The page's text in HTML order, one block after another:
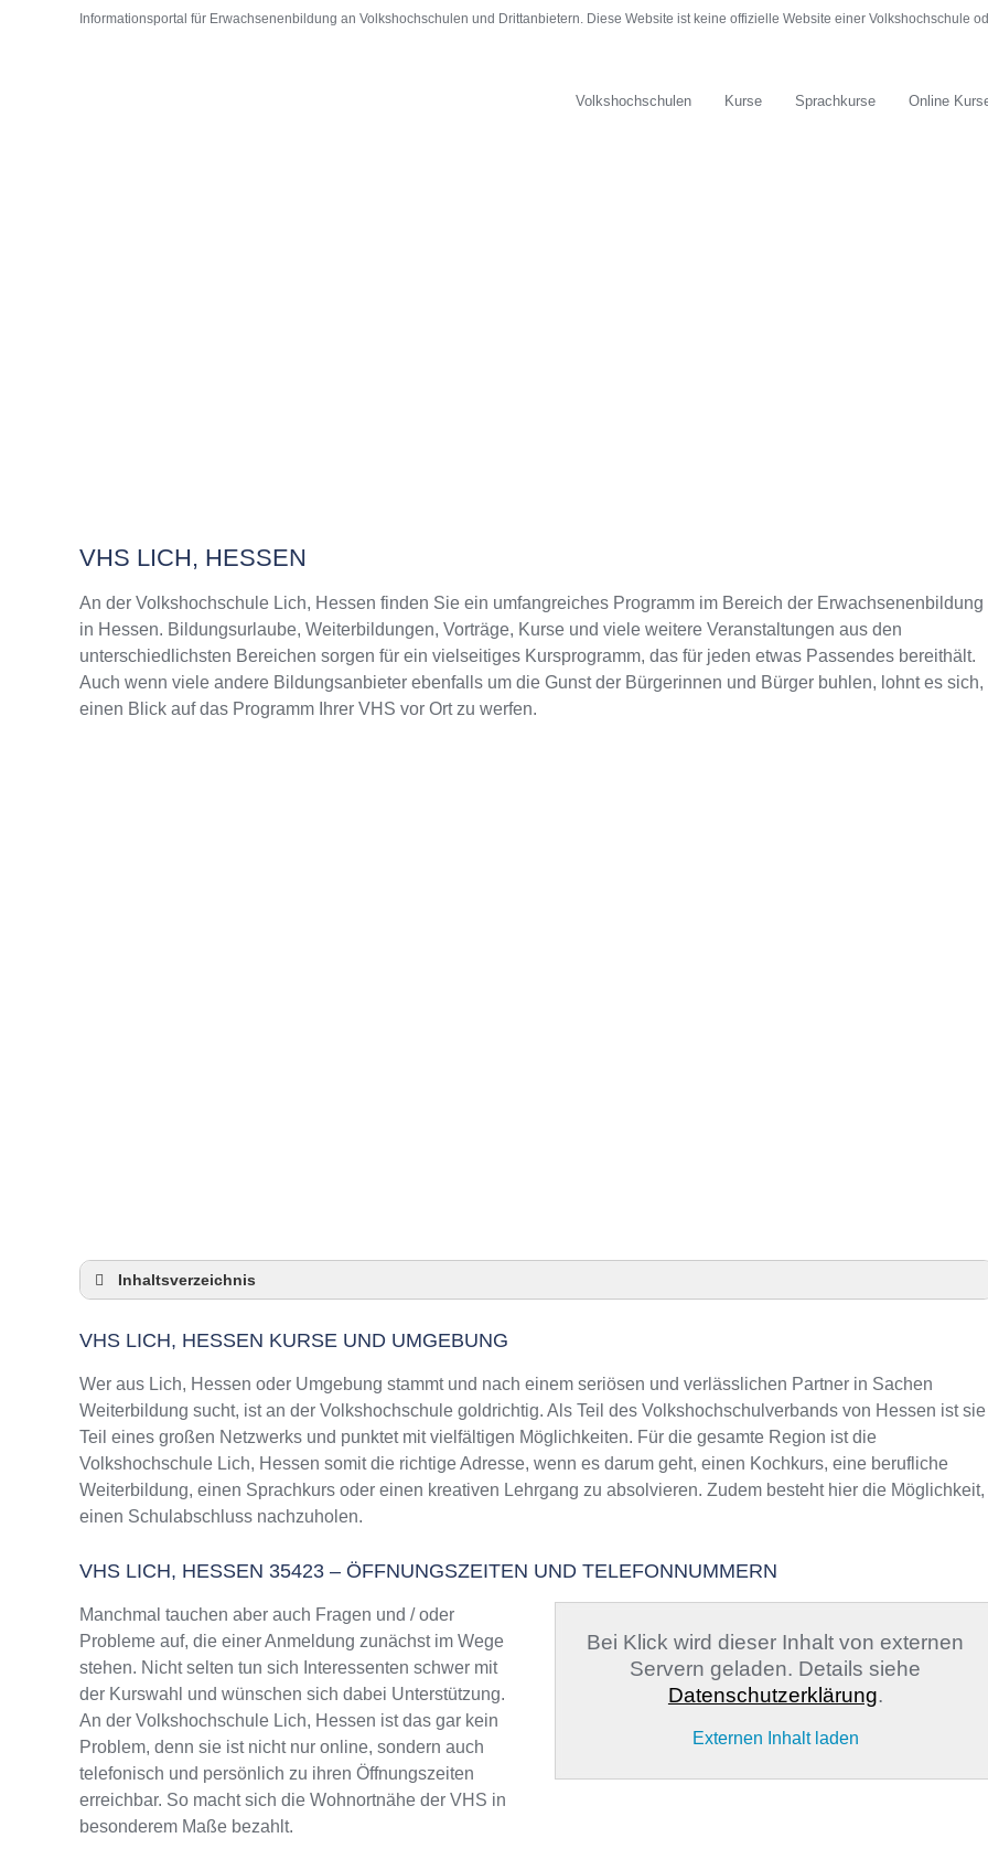
Informationsportal für Erwachsenenbildung an Volkshochschulen und Drittanbietern. Diese Website ist keine offizielle Website einer Volkshochschule
Volkshochschulen Kurse Sprachkurse Online
VHS LICH, HESSEN
An der Volkshochschule Lich, Hessen finden Sie ein umfangreiches Programm im Bereich der Erwachsenenbildung
in Hessen. Bildungsurlaube, Weiterbildungen, Vorträge, Kurse und viele weitere Veranstaltungen aus den
unterschiedlichsten Bereichen sorgen für ein vielseitiges Kursprogramm, das für jeden etwas Passendes bereithält.
Auch wenn viele andere Bildungsanbieter ebenfalls um die Gunst der Bürgerinnen und Bürger buhlen, lohnt es sich,
einen Blick auf das Programm Ihrer VHS vor Ort zu werfen.
Inhaltsverzeichnis
VHS Lich, Hessen – Öffnungszeiten und Telefonnummer
Top-Kurse an der Abendschule Lich, Hessen
Online-Kurse – Alternative Angebote zu einem Kurs an der VHS
Top-Kurse an der Abendschule Lich, Hessen
Weiterbildung in Lich, Hessen
VHS Lich, Hessen Programm 2025 / 2026
VHS LICH, HESSEN KURSE UND UMGEBUNG
Wer aus Lich, Hessen oder Umgebung stammt und nach einem seriösen und verlässlichen Partner in Sachen
Weiterbildung sucht, ist an der Volkshochschule goldrichtig. Als Teil des Volkshochschulverbands von Hessen ist sie
Teil eines großen Netzwerks und punktet mit vielfältigen Möglichkeiten. Für die gesamte Region ist die
Volkshochschule Lich, Hessen somit die richtige Adresse, wenn es darum geht, einen Kochkurs, eine berufliche
Weiterbildung, einen Sprachkurs oder einen kreativen Lehrgang zu absolvieren. Zudem besteht hier die Möglichkeit,
einen Schulabschluss nachzuholen.
VHS LICH, HESSEN 35423 – ÖFFNUNGSZEITEN UND TELEFONNUMMERN
Manchmal tauchen aber auch Fragen und / oder
Probleme auf, die einer Anmeldung zunächst im Wege
stehen. Nicht selten tun sich Interessenten schwer mit
der Kurswahl und wünschen sich dabei Unterstützung.
An der Volkshochschule Lich, Hessen ist das gar kein
Problem, denn sie ist nicht nur online, sondern auch
telefonisch und persönlich zu ihren Öffnungszeiten
erreichbar. So macht sich die Wohnortnähe der VHS in
besonderem Maße bezahlt.
Bei Klick wird dieser Inhalt von externen
Servern geladen. Details siehe
Datenschutzerklärung.
Externen Inhalt laden